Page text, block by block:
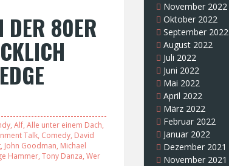
DER 80ER
, Alf, Alle unter einem Dach,
Talk, Comedy, David
, John Goodman, Michael
Hammer, Tony Danza, Wer
November 2022
Oktober 2022
September 2022
August 2022
Juli 2022
Juni 2022
Mai 2022
April 2022
März 2022
Februar 2022
Januar 2022
Dezember 2021
November 2021